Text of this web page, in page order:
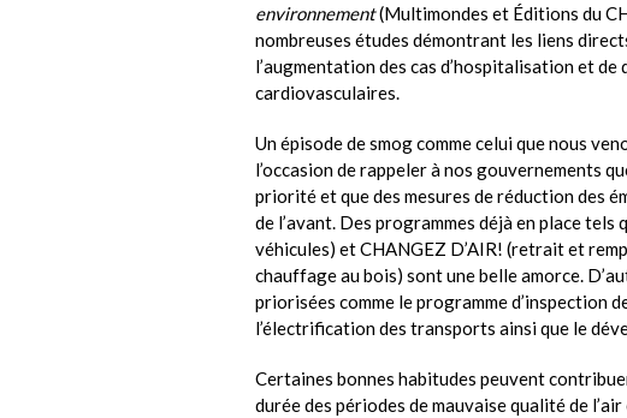
environnement(Multimondes et Éditions du
nombreuses études démontrant les liens
l’augmentation des cas d’hospitalisation et de
cardiovasculaires.
Un épisode de smog comme celui que nous
l’occasion de rappeler à nos gouvernements
priorité et que des mesures de réduction des
de l’avant. Des programmes déjà en place tels
véhicules) et CHANGEZ D’AIR! (retrait et
chauffage au bois) sont une belle amorce.
priorisées comme le programme d’inspection
l’électrification des transports ainsi que le
Certaines bonnes habitudes peuvent
durée des périodes de mauvaise qualité de